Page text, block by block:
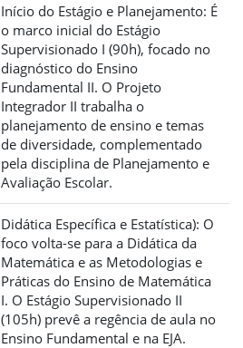
Início do Estágio e Planejamento: É
o marco inicial do Estágio
Supervisionado I (90h), focado no
diagnóstico do Ensino
Fundamental II. O Projeto
Integrador II trabalha o
planejamento de ensino e temas
de diversidade, complementado
pela disciplina de Planejamento e
Avaliação Escolar.
Didática Específica e Estatística): O
foco volta-se para a Didática da
Matemática e as Metodologias e
Práticas do Ensino de Matemática
I. O Estágio Supervisionado II
(105h) prevê a regência de aula no
Ensino Fundamental e na EJA.